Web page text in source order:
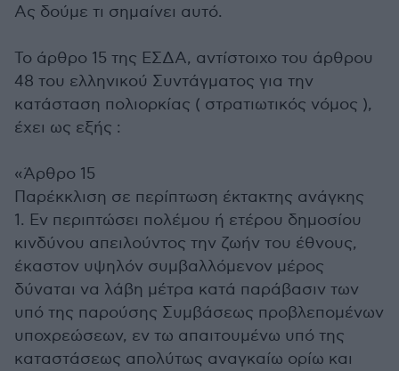
Ας δούμε τι σημαίνει αυτό.
Το άρθρο 15 της ΕΣΔΑ, αντίστοιχο του άρθρου
48 του ελληνικού Συντάγματος για την
κατάσταση πολιορκίας ( στρατιωτικός νόμος ),
έχει ως εξής :
«Άρθρο 15
Παρέκκλιση σε περίπτωση έκτακτης ανάγκης
1. Εν περιπτώσει πολέμου ή ετέρου δημοσίου
κινδύνου απειλούντος την ζωήν του έθνους,
έκαστον υψηλόν συμβαλλόμενον μέρος
δύναται να λάβη μέτρα κατά παράβασιν των
υπό της παρούσης Συμβάσεως προβλεπομένων
υποχρεώσεων, εν τω απαιτουμένω υπό της
καταστάσεως απολύτως αναγκαίω ορίω και